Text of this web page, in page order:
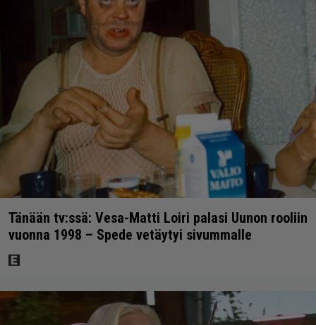
Tänään tv:ssä: Vesa-Matti Loiri palasi Uunon rooliin
vuonna 1998 – Spede vetäytyi sivummalle